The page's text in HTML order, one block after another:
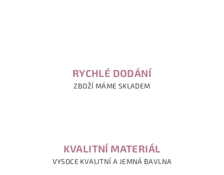
RYCHLÉ DODÁNÍ
ZBOŽÍ MÁME SKLADEM
KVALITNÍ MATERIÁL
VYSOCE KVALITNÍ A JEMNÁ BAVLNA